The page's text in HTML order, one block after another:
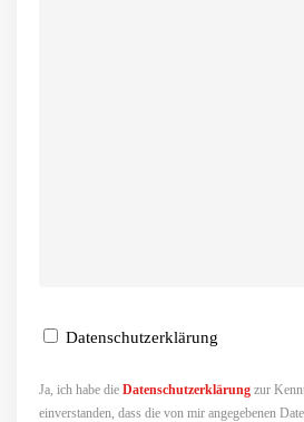
Datenschutzerklärung
Ja, ich habe die Datenschutzerklärung zur
einverstanden, dass die von mir angegebenen